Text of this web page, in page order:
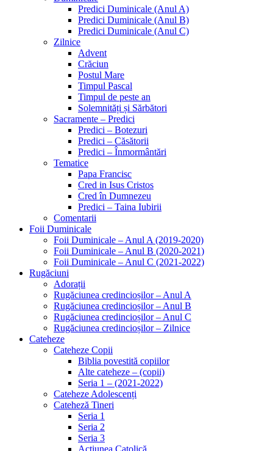
Predici Duminicale (Anul A)
Predici Duminicale (Anul B)
Predici Duminicale (Anul C)
Zilnice
Advent
Crăciun
Postul Mare
Timpul Pascal
Timpul de peste an
Solemnități și Sărbători
Sacramente – Predici
Predici – Botezuri
Predici – Căsătorii
Predici – Înmormântări
Tematice
Papa Francisc
Cred in Isus Cristos
Cred în Dumnezeu
Predici – Taina Iubirii
Comentarii
Foii Duminicale
Foii Duminicale – Anul A (2019-2020)
Foii Duminicale – Anul B (2020-2021)
Foii Duminicale – Anul C (2021-2022)
Rugăciuni
Adorații
Rugăciunea credincioșilor – Anul A
Rugăciunea credincioșilor – Anul B
Rugăciunea credincioșilor – Anul C
Rugăciunea credincioșilor – Zilnice
Cateheze
Cateheze Copii
Biblia povestită copiilor
Alte cateheze – (copii)
Seria 1 – (2021-2022)
Cateheze Adolescenți
Cateheză Tineri
Seria 1
Seria 2
Seria 3
Actiunea Catolică